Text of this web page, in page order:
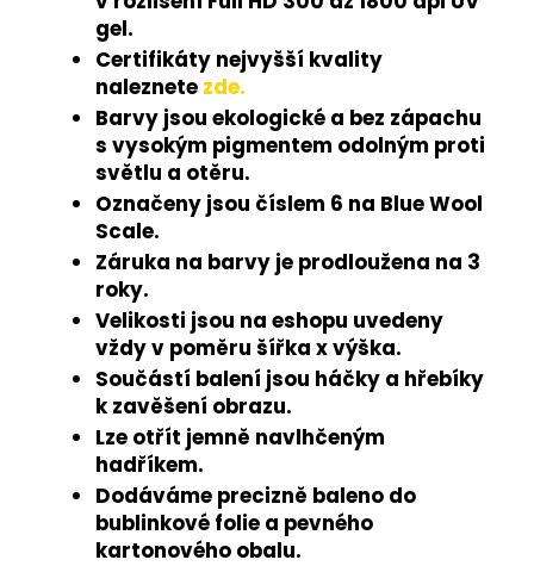
gel.
Certifikáty nejvyšší kvality
naleznete zde.
Barvy jsou ekologické a bez zápachu
s vysokým pigmentem odolným proti
světlu a otěru.
Označeny jsou číslem 6 na Blue Wool
Scale.
Záruka na barvy je prodloužena na 3
roky.
Velikosti jsou na eshopu uvedeny
vždy v poměru šířka x výška.
Součástí balení jsou háčky a hřebíky
k zavěšení obrazu.
Lze otřít jemně navlhčeným
hadříkem.
Dodáváme precizně baleno do
bublinkové folie a pevného
kartonového obalu.